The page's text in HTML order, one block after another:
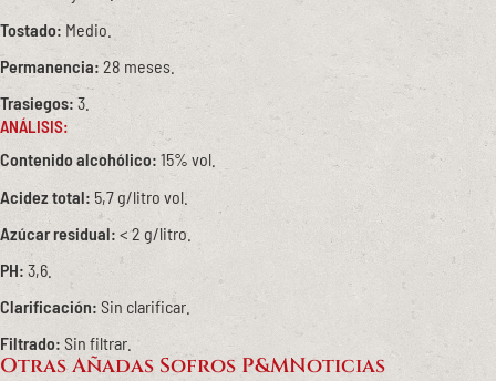
Otras Añadas Sofros P&MNoticias
Tostado: Medio.
Permanencia: 28 meses.
Trasiegos: 3.
ANÁLISIS:
Contenido alcohólico: 15% vol.
Acidez total: 5,7 g/litro vol.
Azúcar residual: < 2 g/litro.
PH: 3,6.
Clarificación: Sin clarificar.
Filtrado: Sin filtrar.